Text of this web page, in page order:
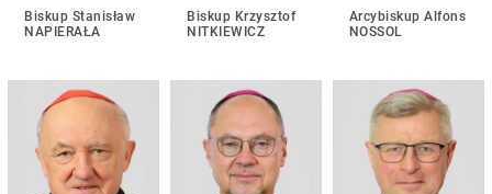
Biskup Stanisław
NAPIERAŁA
Biskup Krzysztof
NITKIEWICZ
Arcybiskup Alfons
NOSSOL